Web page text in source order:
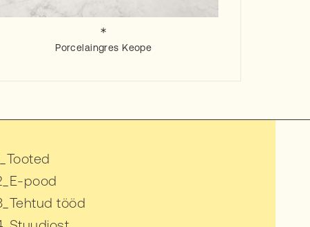
Porcelaingres Keope
Tooted
E-pood
Tehtud tööd